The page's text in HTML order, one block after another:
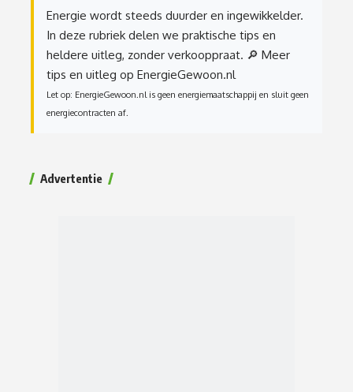
Energie wordt steeds duurder en ingewikkelder.
In deze rubriek delen we praktische tips en
heldere uitleg, zonder verkooppraat. 🔎 Meer
tips en uitleg op EnergieGewoon.nl
Let op: EnergieGewoon.nl is geen energiemaatschappij en sluit geen
energiecontracten af.
Advertentie